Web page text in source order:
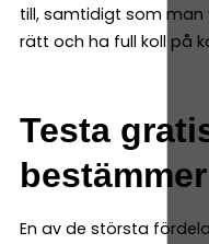
till, samtidigt som
rätt och ha full koll på
Testa
En av de största